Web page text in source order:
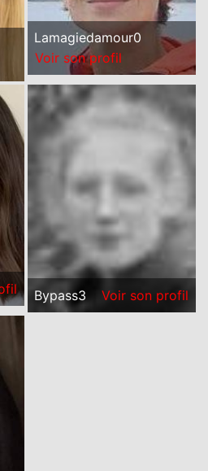
Lamagiedamour0
Voir son profil
Bypass3 Voir son profil